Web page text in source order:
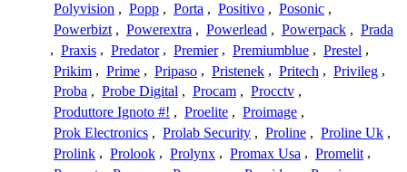
Polyvision , Popp , Porta , Positivo , Posonic ,
Powerbizt , Powerextra , Powerlead , Powerpack , Prada
, Praxis , Predator , Premier , Premiumblue , Prestel ,
Prikim , Prime , Pripaso , Pristenek , Pritech , Privileg ,
Proba , Probe Digital , Procam , Procctv ,
Produttore Ignoto #! , Proelite , Proimage ,
Prok Electronics , Prolab Security , Proline , Proline Uk ,
Prolink , Prolook , Prolynx , Promax Usa , Promelit ,